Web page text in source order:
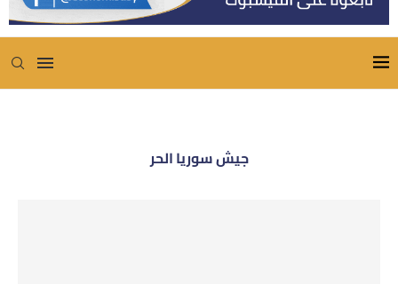
جيش سوريا الحر